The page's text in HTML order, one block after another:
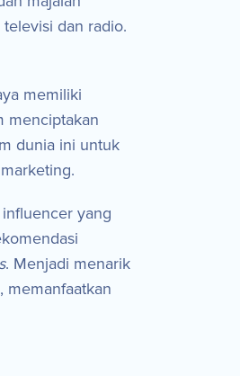
dan radio.
memiliki
menciptakan
dunia ini untuk
yang
. Menjadi menarik
memanfaatkan